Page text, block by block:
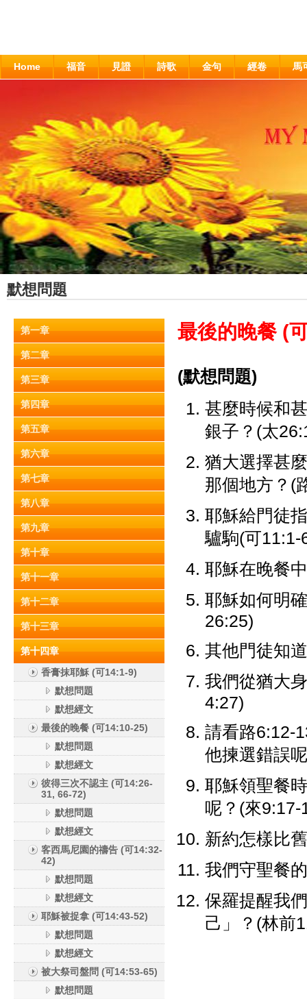
Home 福音 見證 詩歌 金句 經卷 馬
默想問題
第一章
第二章
第三章
第四章
第五章
第六章
第七章
第八章
第九章
第十章
第十一章
第十二章
第十三章
第十四章
香膏抹耶穌 (可14:1-9)
默想問題
默想經文
最後的晚餐 (可14:10-25)
默想問題
默想經文
彼得三次不認主 (可14:26-
31, 66-72)
默想問題
默想經文
客西馬尼園的禱告 (可14:32-
42)
默想問題
默想經文
耶穌被捉拿 (可14:43-52)
默想問題
默想經文
被大祭司盤問 (可14:53-65)
默想問題
最後的晚餐 (
(默想問題)
甚麼時候和
銀子？(太
猶大選擇甚
那個地方？(
耶穌給門徒
驢駒(可11:1-
耶穌在晚餐
耶穌如何明
26:25)
其他門徒知
我們從猶大
4:27)
請看路6:12-
他揀選錯誤
耶穌領聖餐
呢？(來9:17-
新約怎樣比
我們守聖餐
保羅提醒我
己」？(林前